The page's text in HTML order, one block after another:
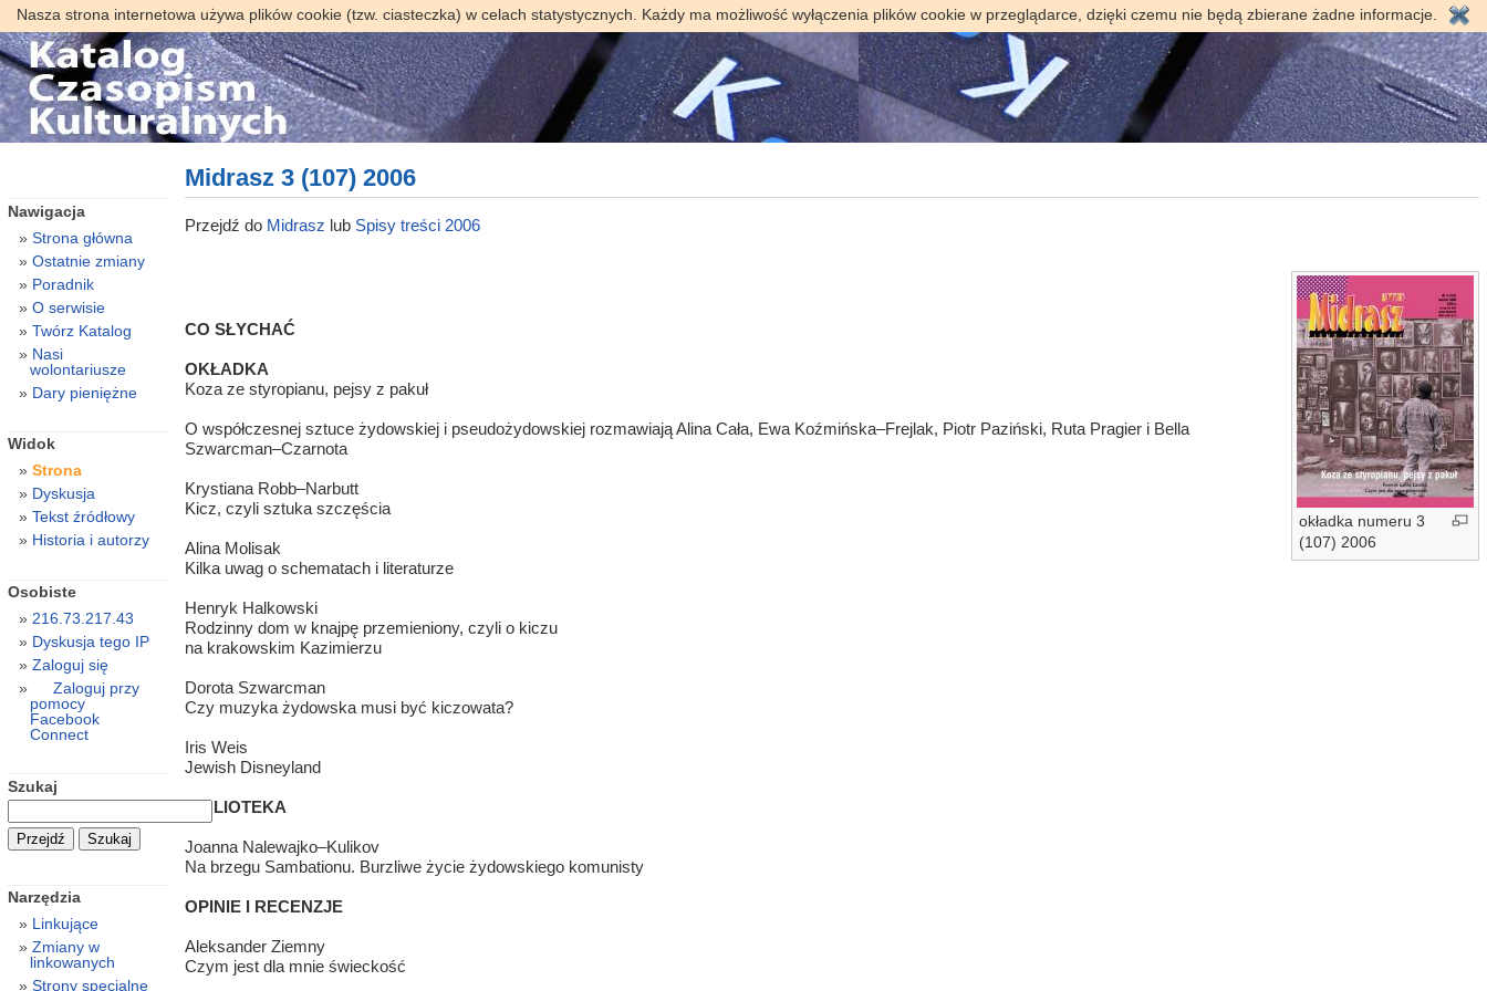
Nasza strona internetowa używa plików cookie (tzw. ciasteczka) w celach statystycznych. Każdy ma możliwość wyłączenia plików cookie w przeglądarce, dzięki czemu nie będą zbierane żadne informacje.
Midrasz 3 (107) 2006
Przejdź do Midrasz lub Spisy treści 2006
okładka numeru 3
(107) 2006
CO SŁYCHAĆ
OKŁADKA
Koza ze styropianu, pejsy z pakuł
O współczesnej sztuce żydowskiej i pseudożydowskiej rozmawiają Alina Cała, Ewa Koźmińska–Frejlak, Piotr Paziński, Ruta Pragier i Bella
Szwarcman–Czarnota
Krystiana Robb–Narbutt
Kicz, czyli sztuka szczęścia
Alina Molisak
Kilka uwag o schematach i literaturze
Henryk Halkowski
Rodzinny dom w knajpę przemieniony, czyli o kiczu
na krakowskim Kazimierzu
Dorota Szwarcman
Czy muzyka żydowska musi być kiczowata?
Iris Weis
Jewish Disneyland
BIBLIOTEKA
Joanna Nalewajko–Kulikov
Na brzegu Sambationu. Burzliwe życie żydowskiego komunisty
OPINIE I RECENZJE
Aleksander Ziemny
Czym jest dla mnie świeckość
Nawigacja
Strona główna
Ostatnie zmiany
Poradnik
O serwisie
Twórz Katalog
Nasi
wolontariusze
Dary pieniężne
Widok
Strona
Dyskusja
Tekst źródłowy
Historia i autorzy
Osobiste
216.73.217.43
Dyskusja tego IP
Zaloguj się
Zaloguj przy
pomocy
Facebook
Connect
Szukaj
Narzędzia
Linkujące
Zmiany w
linkowanych
Strony specjalne